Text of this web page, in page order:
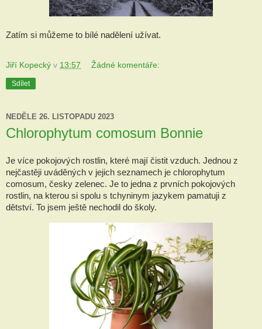
Zatím si můžeme to bílé nadělení užívat.
Jiří Kopecký v 13:57 Žádné komentáře:
Sdílet
NEDĚLE 26. LISTOPADU 2023
Chlorophytum comosum Bonnie
Je více pokojových rostlin, které mají čistit vzduch. Jednou z
nejčastěji uváděných v jejich seznamech je chlorophytum
comosum, česky zelenec. Je to jedna z prvních pokojových
rostlin, na kterou si spolu s tchyninym jazykem pamatuji z
dětství. To jsem ještě nechodil do školy.